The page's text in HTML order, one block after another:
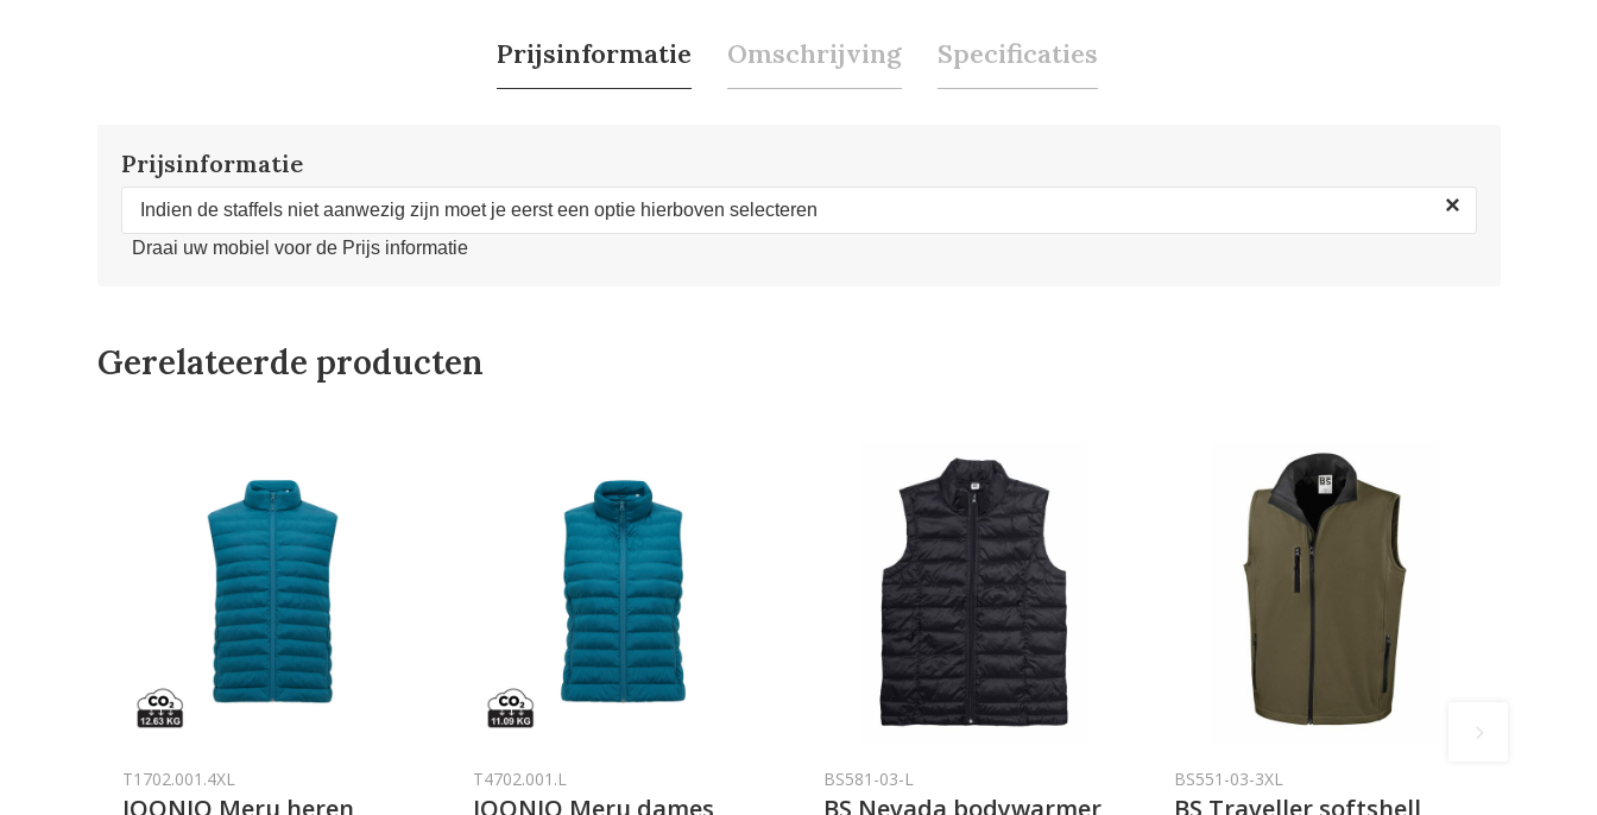
Prijsinformatie Omschrijving Specificaties
Prijsinformatie
Indien de staffels niet aanwezig zijn moet je eerst een optie hierboven selecteren ×
Draai uw mobiel voor de Prijs informatie
Gerelateerde producten
T1702.001.4XL T4702.001.L BS581-03-L BS551-03-3XL